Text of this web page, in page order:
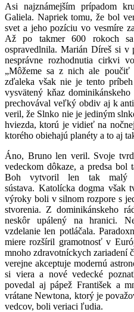
Asi najznámejším prípadom
Galiela. Napriek tomu, že bol
svet a jeho pozíciu vo vesmíre
Až po takmer 600 rokoch
ospravedlnila. Marián Díreš si v
nesprávne rozhodnutia cirkvi
„Môžeme sa z nich ale
zďaleka však nie je tento
vysvätený kňaz
prechovával veľký obdiv aj k
veril, že Slnko nie je jediným
hviezda, ktorú je vidieť na
ktorého obiehajú planéty a to aj
Áno, Bruno len veril. Svoje
vedeckom dôkaze, a predsa
Boh vytvoril len tak malý
sústava. Katolícka dogma však
výroky boli v silnom rozpore s
stvorenia. Z dominikánskeho
neskôr upálený na hranici.
vzdelanie len potláčala.
miere rozšíril gramotnosť v
mnoho zdravotníckych zariadení
verejne akceptuje modernú
si viera a nové vedecké
povedal aj pápež František a
vrátane Newtona, ktorý je
vedcov, boli veriaci ľudia.